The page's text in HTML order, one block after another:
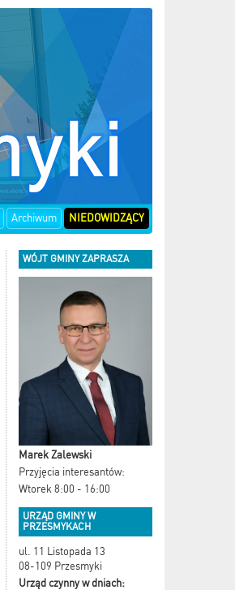
Archiwum NIEDOWIDZĄCY
WÓJT GMINY ZAPRASZA
Marek Zalewski
Przyjęcia interesantów:
Wtorek 8:00 - 16:00
URZĄD GMINY W
PRZESMYKACH
ul. 11 Listopada 13
08-109 Przesmyki
Urząd czynny w dniach: